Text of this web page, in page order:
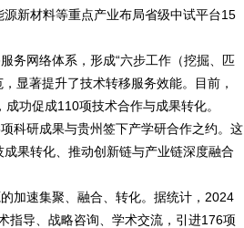
新材料等重点产业布局省级中试平台15
网络体系，形成“六步工作（挖掘、匹
显著提升了技术转移服务效能。目前，
功促成110项技术合作与成果转化。
科研成果与贵州签下产学研合作之约。这
果转化、推动创新链与产业链深度融合
加速集聚、融合、转化。据统计，2024
指导、战略咨询、学术交流，引进176项